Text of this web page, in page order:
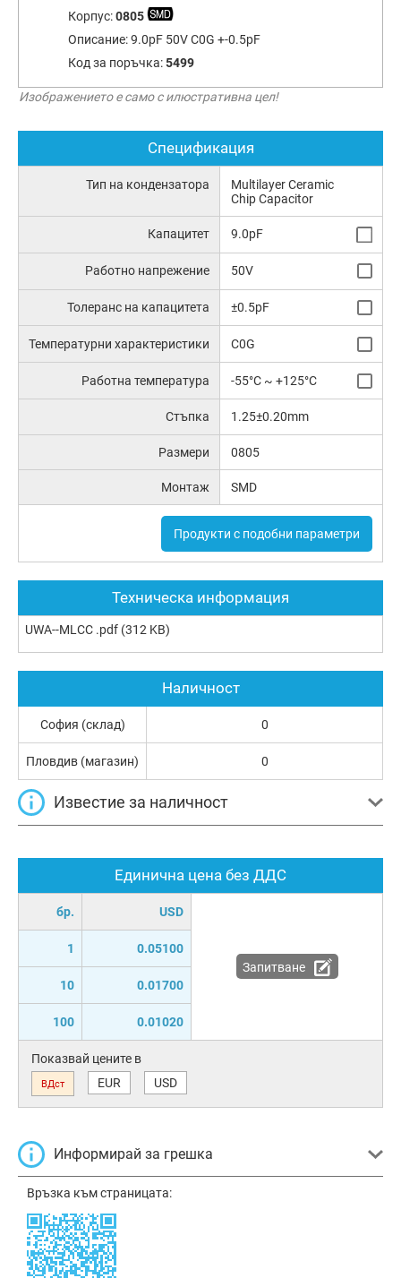
Корпус:0805
Описание:9.0pF 50V C0G +-0.5pF
Код за поръчка:5499
Изображението е само с илюстративна цел!
Спецификация
Тип на кондензатора
Multilayer Ceramic
Chip Capacitor
Капацитет 9.0pF
Работно напрежение 50V
Толеранс на капацитета ±0.5pF
Температурни характеристики C0G
Работна температура -55°C ~ +125°C
Стъпка 1.25±0.20mm
Размери 0805
Монтаж SMD
Продукти с подобни параметри
Техническа информация
UWA--MLCC .pdf (312 KB)
Единична цена без ДДС
бр. USD
1 0.05100
10 0.01700
100 0.01020
Запитване
Показвай цените в
ВДст EUR USD
Информирай за грешка
Връзка към страницата:
Наличност
София (склад) 0
Пловдив (магазин) 0
Известие за наличност